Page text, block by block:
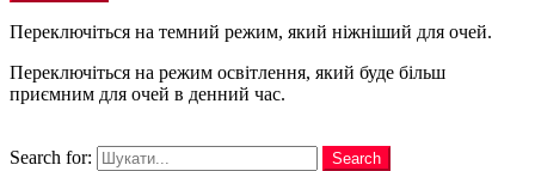
Переключіться на темний режим, який ніжніший для очей.
Переключіться на режим освітлення, який буде більш
приємним для очей в денний час.
Search for:
Search